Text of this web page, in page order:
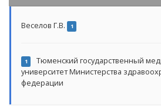
Веселов Г.В. 1
1
Тюменский государственный
университет Министерства
федерации